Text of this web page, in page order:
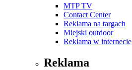
MTP TV
Contact Center
Reklama na targach
Miejski outdoor
Reklama w internecie
Reklama